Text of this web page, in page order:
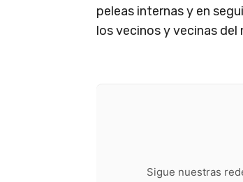
peleas internas y en
los vecinos y vecinas del
Sigue nuestras